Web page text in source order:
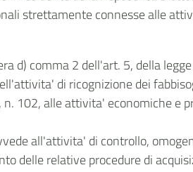
strettamente connesse alle
d) comma 2 dell'art. 5, della
di ricognizione dei
102, alle attivita' economiche e
all'attivita' di controllo,
delle relative procedure di